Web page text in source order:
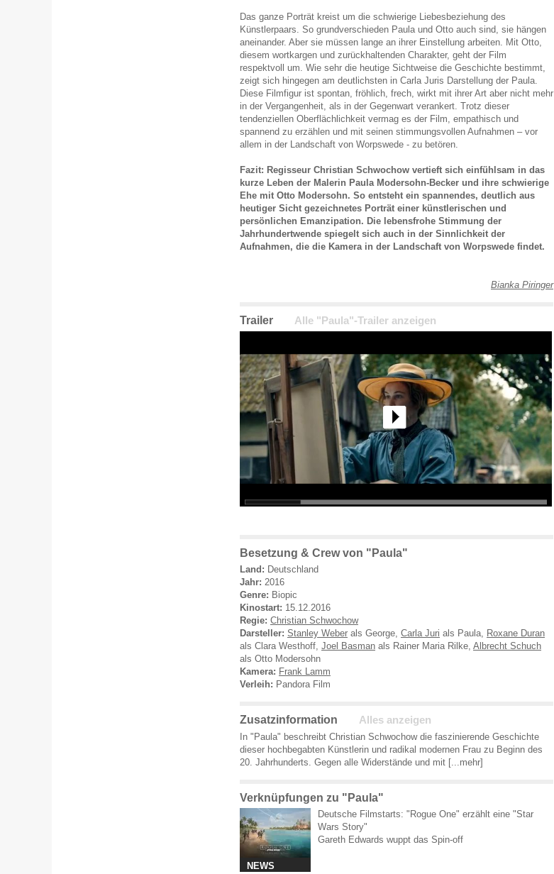
Das ganze Porträt kreist um die schwierige Liebesbeziehung des
Künstlerpaars. So grundverschieden Paula und Otto auch sind, sie hängen
aneinander. Aber sie müssen lange an ihrer Einstellung arbeiten. Mit Otto,
diesem wortkargen und zurückhaltenden Charakter, geht der Film
respektvoll um. Wie sehr die heutige Sichtweise die Geschichte bestimmt,
zeigt sich hingegen am deutlichsten in Carla Juris Darstellung der Paula.
Diese Filmfigur ist spontan, fröhlich, frech, wirkt mit ihrer Art aber nicht mehr
in der Vergangenheit, als in der Gegenwart verankert. Trotz dieser
tendenziellen Oberflächlichkeit vermag es der Film, empathisch und
spannend zu erzählen und mit seinen stimmungsvollen Aufnahmen – vor
allem in der Landschaft von Worpswede - zu betören.
Fazit: Regisseur Christian Schwochow vertieft sich einfühlsam in das
kurze Leben der Malerin Paula Modersohn-Becker und ihre schwierige
Ehe mit Otto Modersohn. So entsteht ein spannendes, deutlich aus
heutiger Sicht gezeichnetes Porträt einer künstlerischen und
persönlichen Emanzipation. Die lebensfrohe Stimmung der
Jahrhundertwende spiegelt sich auch in der Sinnlichkeit der
Aufnahmen, die die Kamera in der Landschaft von Worpswede findet.
Bianka Piringer
Trailer Alle "Paula"-Trailer anzeigen
Besetzung & Crew von "Paula"
Land: Deutschland
Jahr: 2016
Genre: Biopic
Kinostart: 15.12.2016
Regie: Christian Schwochow
Darsteller: Stanley Weber als George, Carla Juri als Paula, Roxane Duran
als Clara Westhoff, Joel Basman als Rainer Maria Rilke, Albrecht Schuch
als Otto Modersohn
Kamera: Frank Lamm
Verleih: Pandora Film
Zusatzinformation Alles anzeigen
In "Paula" beschreibt Christian Schwochow die faszinierende Geschichte
dieser hochbegabten Künstlerin und radikal modernen Frau zu Beginn des
20. Jahrhunderts. Gegen alle Widerstände und mit [...mehr]
Verknüpfungen zu "Paula"
NEWS
Deutsche Filmstarts: "Rogue One" erzählt eine "Star
Wars Story"
Gareth Edwards wuppt das Spin-off